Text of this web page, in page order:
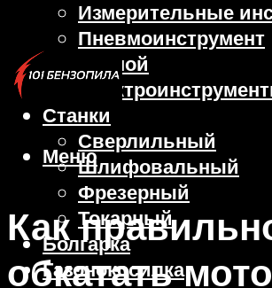
Измерительные
Пневмоинструмент
Ручной
Станки
Сверлильный
Шлифовальный
Фрезерный
Токарный
Болгарка
Газонокосилка
Меню
Как
обкатать